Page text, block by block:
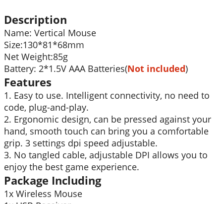
記
本
電
腦
數
量
Description
Name: Vertical Mouse
Size:130*81*68mm
Net Weight:85g
Battery: 2*1.5V AAA Batteries(Not included)
Features
1. Easy to use. Intelligent connectivity, no need to
code, plug-and-play.
2. Ergonomic design, can be pressed against your
hand, smooth touch can bring you a comfortable
grip. 3 settings dpi speed adjustable.
3. No tangled cable, adjustable DPI allows you to
enjoy the best game experience.
Package Including
1x Wireless Mouse